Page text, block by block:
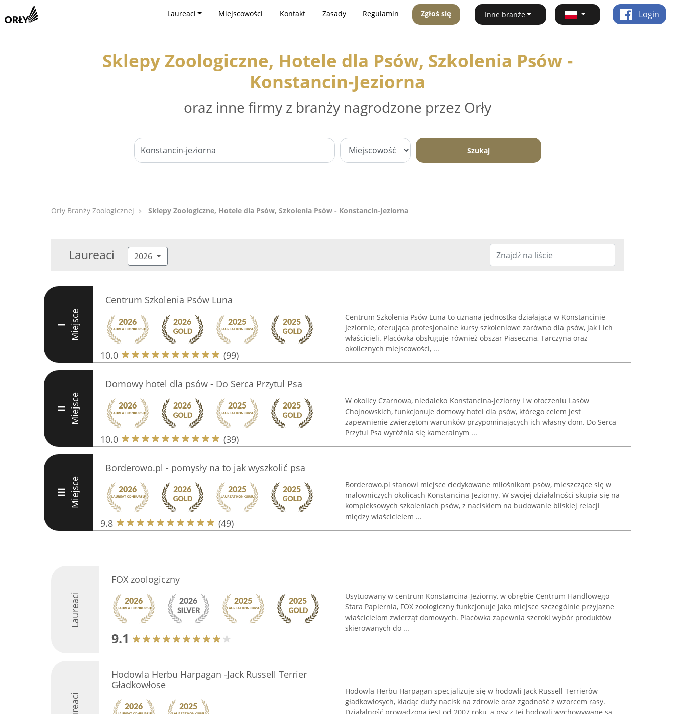
Laureaci Miejscowości Kontakt Zasady Regulamin Zgłoś się Inne branże Login
Sklepy Zoologiczne, Hotele dla Psów, Szkolenia Psów -
Konstancin-Jeziorna
oraz inne firmy z branży nagrodzone przez Orły
Szukaj
Orły Branży Zoologicznej Sklepy Zoologiczne, Hotele dla Psów, Szkolenia Psów - Konstancin-Jeziorna
Laureaci 2026
I Miejsce
Centrum Szkolenia Psów Luna
10.0 (99)
Centrum Szkolenia Psów Luna to uznana jednostka działająca w Konstancinie-
Jeziornie, oferująca profesjonalne kursy szkoleniowe zarówno dla psów, jak i ich
właścicieli. Placówka obsługuje również obszar Piaseczna, Tarczyna oraz
okolicznych miejscowości, ...
II Miejsce
Domowy hotel dla psów - Do Serca Przytul Psa
10.0 (39)
W okolicy Czarnowa, niedaleko Konstancina-Jeziorny i w otoczeniu Lasów
Chojnowskich, funkcjonuje domowy hotel dla psów, którego celem jest
zapewnienie zwierzętom warunków przypominających ich własny dom. Do Serca
Przytul Psa wyróżnia się kameralnym ...
III Miejsce
Borderowo.pl - pomysły na to jak wyszkolić psa
9.8 (49)
Borderowo.pl stanowi miejsce dedykowane miłośnikom psów, mieszczące się w
malowniczych okolicach Konstancina-Jeziorny. W swojej działalności skupia się na
kompleksowych szkoleniach psów, z naciskiem na budowanie bliskiej relacji
między właścicielem ...
Laureaci
FOX zoologiczny
9.1
Usytuowany w centrum Konstancina-Jeziorny, w obrębie Centrum Handlowego
Stara Papiernia, FOX zoologiczny funkcjonuje jako miejsce szczególnie przyjazne
właścicielom zwierząt domowych. Placówka zapewnia szeroki wybór produktów
skierowanych do ...
Hodowla Herbu Harpagan -Jack Russell Terrier
Gładkowłose
Hodowla Herbu Harpagan specjalizuje się w hodowli Jack Russell Terrierów
gładkowłosych, kładąc duży nacisk na zdrowie oraz zgodność z wzorcem rasy.